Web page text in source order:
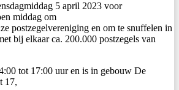
5 april 2023 voor
middag om
postzegelvereniging en om te snuffelen in
bij elkaar ca. 200.000 postzegels van
tot 17:00 uur en is in gebouw De
17,